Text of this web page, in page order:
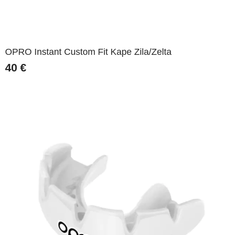
OPRO Instant Custom Fit Kape Zila/Zelta
40 €